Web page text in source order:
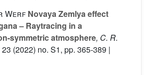
Werf Novaya Zemlya effect
– Raytracing in a
symmetric atmosphere, C. R.
(2022) no. S1, pp. 365-389 |